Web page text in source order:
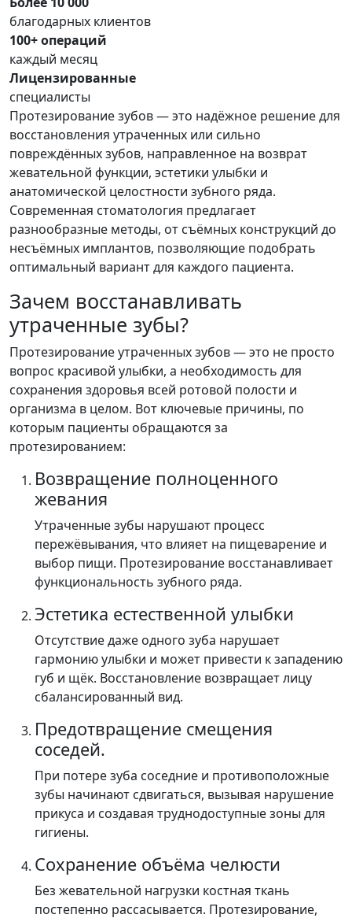
благодарных клиентов
100+ операций
каждый месяц
Лицензированные
специалисты
Протезирование зубов — это надёжное решение для
восстановления утраченных или сильно
повреждённых зубов, направленное на возврат
жевательной функции, эстетики улыбки и
анатомической целостности зубного ряда.
Современная стоматология предлагает
разнообразные методы, от съёмных конструкций до
несъёмных имплантов, позволяющие подобрать
оптимальный вариант для каждого пациента.
Зачем восстанавливать
утраченные зубы?
Протезирование утраченных зубов — это не просто
вопрос красивой улыбки, а необходимость для
сохранения здоровья всей ротовой полости и
организма в целом. Вот ключевые причины, по
которым пациенты обращаются за
протезированием:
Возвращение полноценного
жевания
Утраченные зубы нарушают процесс
пережёвывания, что влияет на пищеварение и
выбор пищи. Протезирование восстанавливает
функциональность зубного ряда.
Эстетика естественной улыбки
Отсутствие даже одного зуба нарушает
гармонию улыбки и может привести к западению
губ и щёк. Восстановление возвращает лицу
сбалансированный вид.
Предотвращение смещения
соседей.
При потере зуба соседние и противоположные
зубы начинают сдвигаться, вызывая нарушение
прикуса и создавая труднодоступные зоны для
гигиены.
Сохранение объёма челюсти
Без жевательной нагрузки костная ткань
постепенно рассасывается. Протезирование,